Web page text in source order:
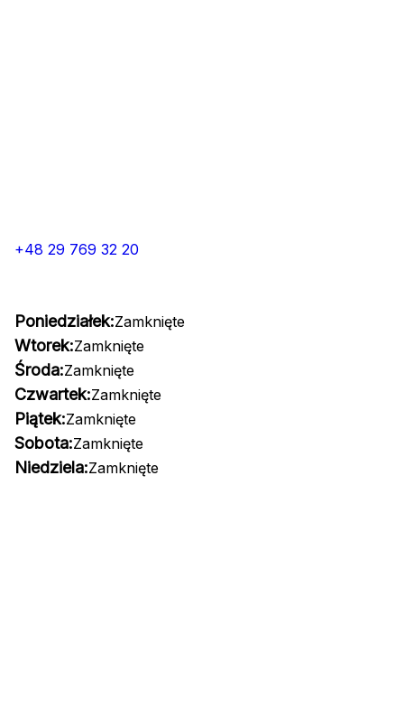
+48 29 769 32 20
Poniedziałek:Zamknięte
Wtorek:Zamknięte
Środa:Zamknięte
Czwartek:Zamknięte
Piątek:Zamknięte
Sobota:Zamknięte
Niedziela:Zamknięte